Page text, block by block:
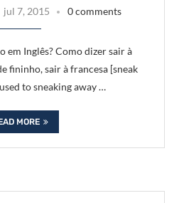
jul 7, 2015 0 comments
em Inglês? Como dizer sair à
fininho, sair à francesa [sneak
to sneaking away …
MORE